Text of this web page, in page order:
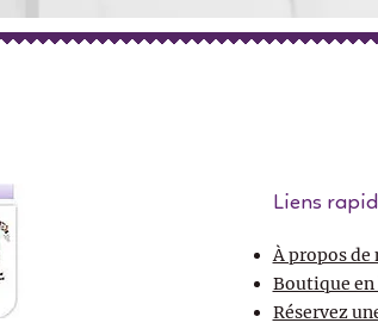
Liens
À propos de
Boutique
Réservez